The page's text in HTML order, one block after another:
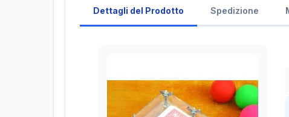
Dettagli del Prodotto Spedizione